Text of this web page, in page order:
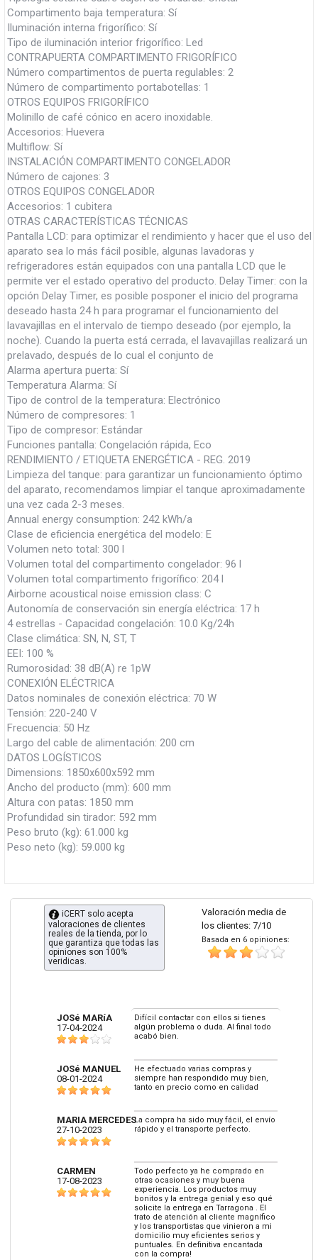
Compartimento baja temperatura: Sí
Iluminación interna frigorífico: Sí
Tipo de iluminación interior frigorífico: Led
CONTRAPUERTA COMPARTIMENTO FRIGORÍFICO
Número compartimentos de puerta regulables: 2
Número de compartimento portabotellas: 1
OTROS EQUIPOS FRIGORÍFICO
Molinillo de café cónico en acero inoxidable.
Accesorios: Huevera
Multiflow: Sí
INSTALACIÓN COMPARTIMENTO CONGELADOR
Número de cajones: 3
OTROS EQUIPOS CONGELADOR
Accesorios: 1 cubitera
OTRAS CARACTERÍSTICAS TÉCNICAS
Pantalla LCD: para optimizar el rendimiento y hacer que el uso del
aparato sea lo más fácil posible, algunas lavadoras y
refrigeradores están equipados con una pantalla LCD que le
permite ver el estado operativo del producto. Delay Timer: con la
opción Delay Timer, es posible posponer el inicio del programa
deseado hasta 24 h para programar el funcionamiento del
lavavajillas en el intervalo de tiempo deseado (por ejemplo, la
noche). Cuando la puerta está cerrada, el lavavajillas realizará un
prelavado, después de lo cual el conjunto de
Alarma apertura puerta: Sí
Temperatura Alarma: Sí
Tipo de control de la temperatura: Electrónico
Número de compresores: 1
Tipo de compresor: Estándar
Funciones pantalla: Congelación rápida, Eco
RENDIMIENTO / ETIQUETA ENERGÉTICA - REG. 2019
Limpieza del tanque: para garantizar un funcionamiento óptimo
del aparato, recomendamos limpiar el tanque aproximadamente
una vez cada 2-3 meses.
Annual energy consumption: 242 kWh/a
Clase de eficiencia energética del modelo: E
Volumen neto total: 300 l
Volumen total del compartimento congelador: 96 l
Volumen total compartimento frigorífico: 204 l
Airborne acoustical noise emission class: C
Autonomía de conservación sin energía eléctrica: 17 h
4 estrellas - Capacidad congelación: 10.0 Kg/24h
Clase climática: SN, N, ST, T
EEI: 100 %
Rumorosidad: 38 dB(A) re 1pW
CONEXIÓN ELÉCTRICA
Datos nominales de conexión eléctrica: 70 W
Tensión: 220-240 V
Frecuencia: 50 Hz
Largo del cable de alimentación: 200 cm
DATOS LOGÍSTICOS
Dimensions: 1850x600x592 mm
Ancho del producto (mm): 600 mm
Altura con patas: 1850 mm
Profundidad sin tirador: 592 mm
Peso bruto (kg): 61.000 kg
Peso neto (kg): 59.000 kg
Valoración media de
los clientes: 7/10
Basada en 6 opiniones:
iCERT solo acepta
valoraciones de clientes
reales de la tienda, por lo
que garantiza que todas las
opiniones son 100%
veridicas.
JOSé MARíA
17-04-2024
Difícil contactar con ellos si tienes
algún problema o duda. Al final todo
acabó bien.
JOSé MANUEL
08-01-2024
He efectuado varias compras y
siempre han respondido muy bien,
tanto en precio como en calidad
MARIA MERCEDES
27-10-2023
La compra ha sido muy fácil, el envío
rápido y el transporte perfecto.
CARMEN
17-08-2023
Todo perfecto ya he comprado en
otras ocasiones y muy buena
experiencia. Los productos muy
bonitos y la entrega genial y eso qué
solicite la entrega en Tarragona . El
trato de atención al cliente magnífico
y los transportistas que vinieron a mi
domicilio muy eficientes serios y
puntuales. En definitiva encantada
con la compra!